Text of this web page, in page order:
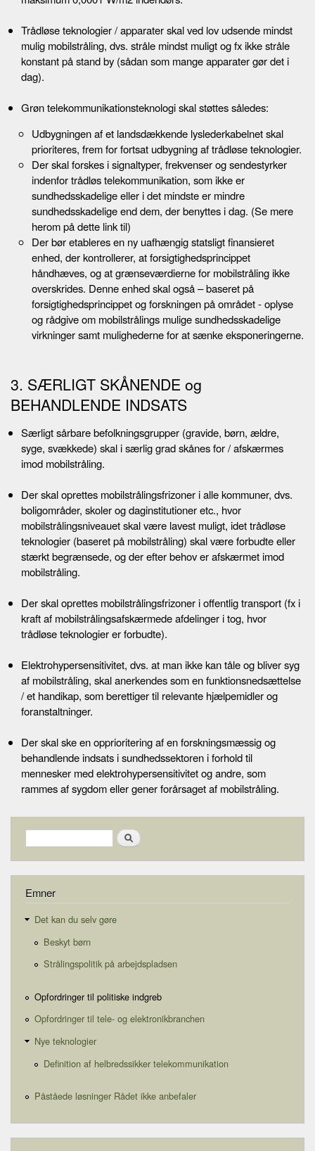
Trådløse teknologier / apparater skal ved lov udsende mindst
mulig mobilstråling, dvs. stråle mindst muligt og fx ikke stråle
konstant på stand by (sådan som mange apparater gør det i
dag).
Grøn telekommunikationsteknologi skal støttes således:
Udbygningen af et landsdækkende lyslederkabelnet skal
prioriteres, frem for fortsat udbygning af trådløse teknologier.
Der skal forskes i signaltyper, frekvenser og sendestyrker
indenfor trådløs telekommunikation, som ikke er
sundhedsskadelige eller i det mindste er mindre
sundhedsskadelige end dem, der benyttes i dag. (Se mere
herom på dette link til)
Der bør etableres en ny uafhængig statsligt finansieret
enhed, der kontrollerer, at forsigtighedsprincippet
håndhæves, og at grænseværdierne for mobilstråling ikke
overskrides. Denne enhed skal også – baseret på
forsigtighedsprincippet og forskningen på området - oplyse
og rådgive om mobilstrålings mulige sundhedsskadelige
virkninger samt mulighederne for at sænke eksponeringerne.
3. SÆRLIGT SKÅNENDE og
BEHANDLENDE INDSATS
Særligt sårbare befolkningsgrupper (gravide, børn, ældre,
syge, svækkede) skal i særlig grad skånes for / afskærmes
imod mobilstråling.
Der skal oprettes mobilstrålingsfrizoner i alle kommuner, dvs.
boligområder, skoler og daginstitutioner etc., hvor
mobilstrålingsniveauet skal være lavest muligt, idet trådløse
teknologier (baseret på mobilstråling) skal være forbudte eller
stærkt begrænsede, og der efter behov er afskærmet imod
mobilstråling.
Der skal oprettes mobilstrålingsfrizoner i offentlig transport (fx i
kraft af mobilstrålingsafskærmede afdelinger i tog, hvor
trådløse teknologier er forbudte).
Elektrohypersensitivitet, dvs. at man ikke kan tåle og bliver syg
af mobilstråling, skal anerkendes som en funktionsnedsættelse
/ et handikap, som berettiger til relevante hjælpemidler og
foranstaltninger.
Der skal ske en opprioritering af en forskningsmæssig og
behandlende indsats i sundhedssektoren i forhold til
mennesker med elektrohypersensitivitet og andre, som
rammes af sygdom eller gener forårsaget af mobilstråling.
Search form
Search
Emner
Det kan du selv gøre
Beskyt børn
Strålingspolitik på arbejdspladsen
Opfordringer til politiske indgreb
Opfordringer til tele- og elektronikbranchen
Nye teknologier
Definition af helbredssikker telekommunikation
Påståede løsninger Rådet ikke anbefaler